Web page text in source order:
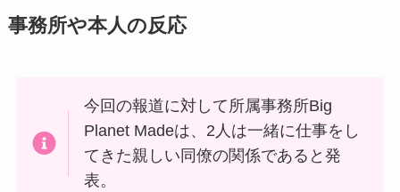
事務所や本人の反応
今回の報道に対して所属事務所Big
Planet Madeは、2人は一緒に仕事をし
てきた親しい同僚の関係であると発
表。